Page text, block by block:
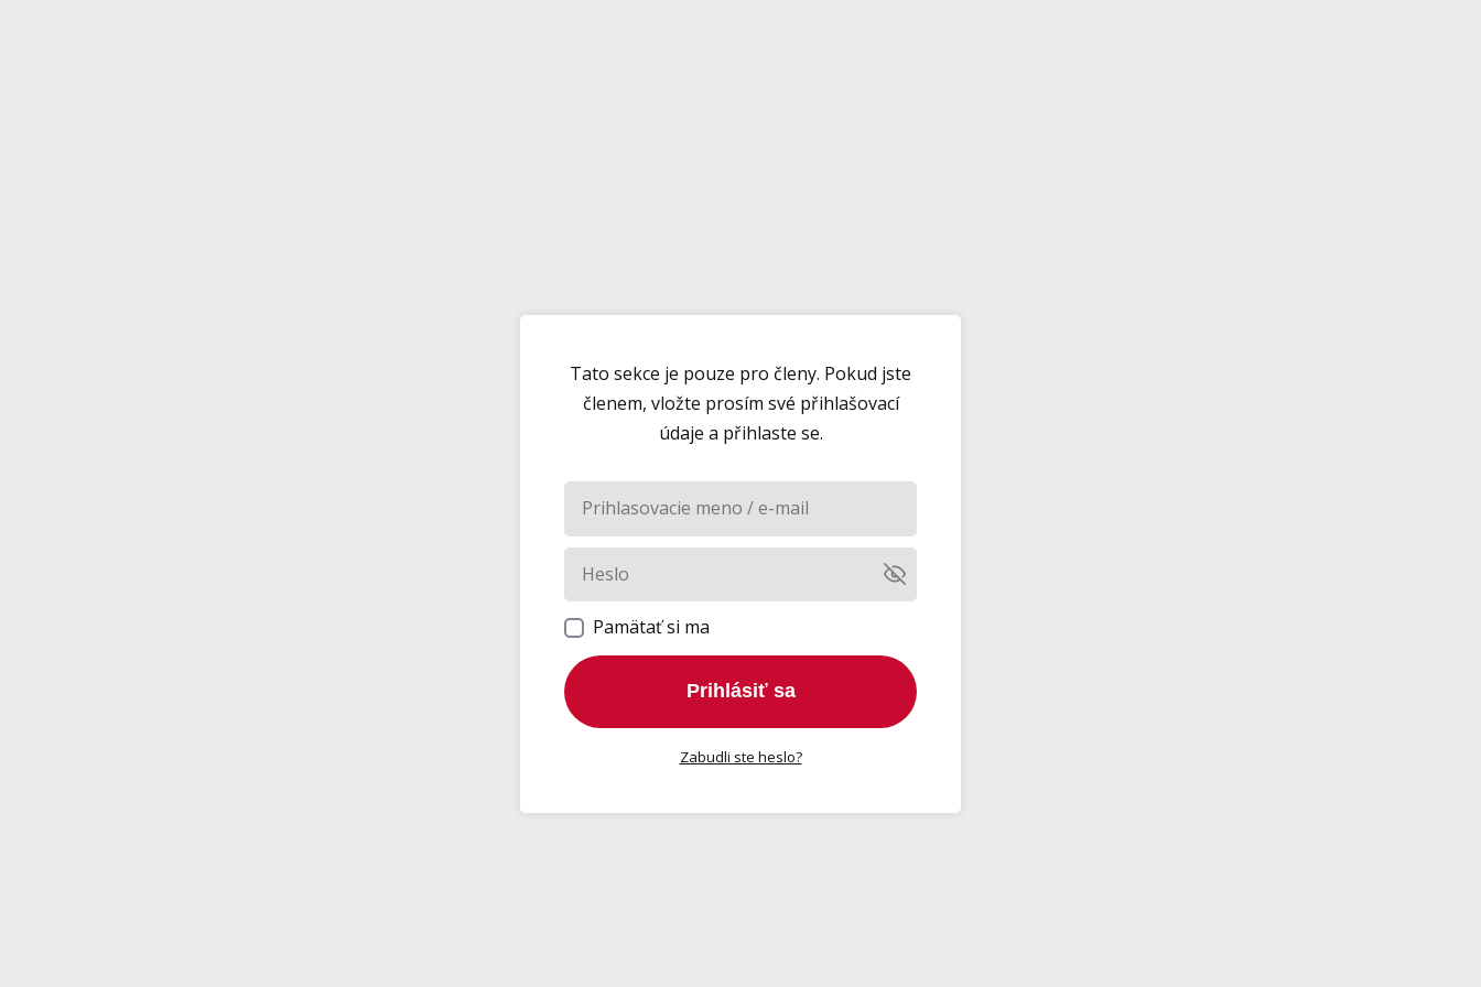
Tato sekce je pouze pro členy. Pokud jste
členem, vložte prosím své přihlašovací
údaje a přihlaste se.
Pamätať si ma
Prihlásiť sa
Zabudli ste heslo?